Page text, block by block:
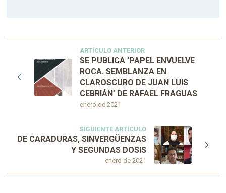
ARTÍCULO ANTERIOR
enero de 2021
SE PUBLICA ‘PAPEL ENVUELVE
ROCA. SEMBLANZA EN
CLAROSCURO DE JUAN LUIS
CEBRIÁN’ DE RAFAEL FRAGUAS
SIGUIENTE ARTÍCULO
enero de 2021
DE CARADURAS, SINVERGÜENZAS
Y SEGUNDAS DOSIS